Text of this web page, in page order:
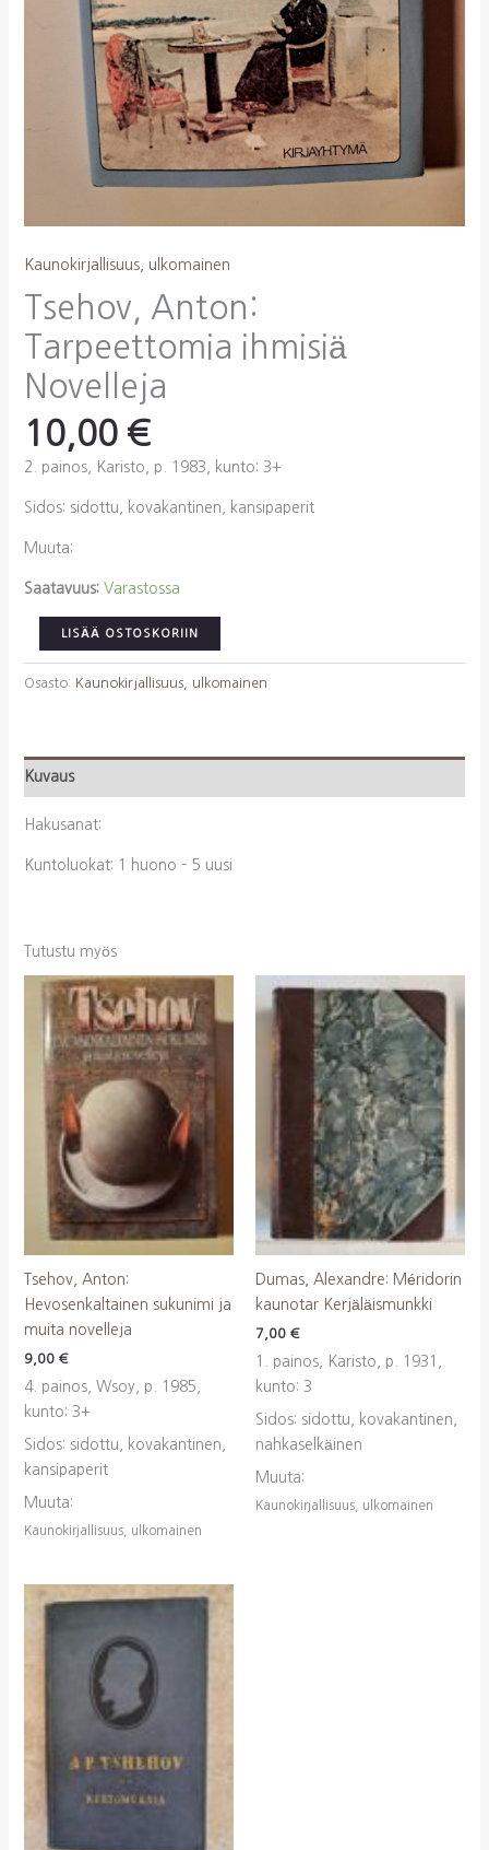
Kaunokirjallisuus, ulkomainen
Tsehov, Anton:
Tarpeettomia ihmisiä
Novelleja
10,00 €
2. painos, Karisto, p. 1983, kunto: 3+
Sidos: sidottu, kovakantinen, kansipaperit
Muuta:
Saatavuus: Varastossa
Tsehov,
Anton:
Tarpeettomia
LISÄÄ OSTOSKORIIN
Osasto: Kaunokirjallisuus, ulkomainen
Kuvaus
Hakusanat:
Kuntoluokat: 1 huono – 5 uusi
Tutustu myös
Tsehov, Anton:
Hevosenkaltainen sukunimi ja
muita novelleja
9,00 €
4. painos, Wsoy, p. 1985,
kunto: 3+
Sidos: sidottu, kovakantinen,
kansipaperit
Muuta:
Kaunokirjallisuus, ulkomainen
Dumas, Alexandre: Méridorin
kaunotar Kerjäläismunkki
7,00 €
1. painos, Karisto, p. 1931,
kunto: 3
Sidos: sidottu, kovakantinen,
nahkaselkäinen
Muuta:
Kaunokirjallisuus, ulkomainen